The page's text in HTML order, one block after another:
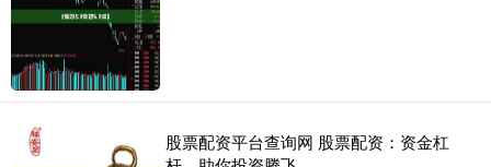
股票配资平台查询网 股票配资：资金杠